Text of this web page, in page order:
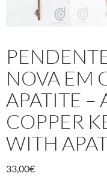
NOVA EM
APATITE –
COPPER
WITH
33,00€